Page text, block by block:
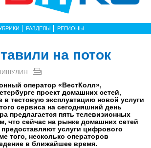
РАЗДЕЛЫ РЕГИОНЫ
на поток
оператор «ВестКолл»,
проект домашних сетей,
в тестовую эксплуатацию новой услуги
сервиса на сегодняшний день
предлагается пять телевизионных
что сейчас на рынке домашних сетей
услуги цифрового
того, несколько операторов
в ближайшее время.